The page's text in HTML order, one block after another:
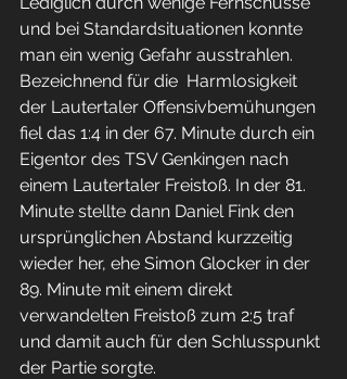
und bei Standardsituationen konnte
man ein wenig Gefahr ausstrahlen.
Bezeichnend für die  Harmlosigkeit
der Lautertaler Offensivbemühungen
fiel das 1:4 in der 67. Minute durch ein
Eigentor des TSV Genkingen nach
einem Lautertaler Freistoß. In der 81.
Minute stellte dann Daniel Fink den
ursprünglichen Abstand kurzzeitig
wieder her, ehe Simon Glocker in der
89. Minute mit einem direkt
verwandelten Freistoß zum 2:5 traf
und damit auch für den Schlusspunkt
der Partie sorgte.